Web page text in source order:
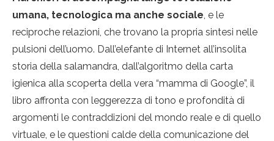
umana, tecnologica ma anche sociale , e le
reciproche relazioni, che trovano la propria sintesi nelle
pulsioni dell’uomo. Dall’elefante di Internet all’insolita
storia della salamandra, dall’algoritmo della carta
igienica alla scoperta della vera “mamma di Google”, il
libro affronta con leggerezza di tono e profondità di
argomenti le contraddizioni del mondo reale e di quello
virtuale, e le questioni calde della comunicazione del